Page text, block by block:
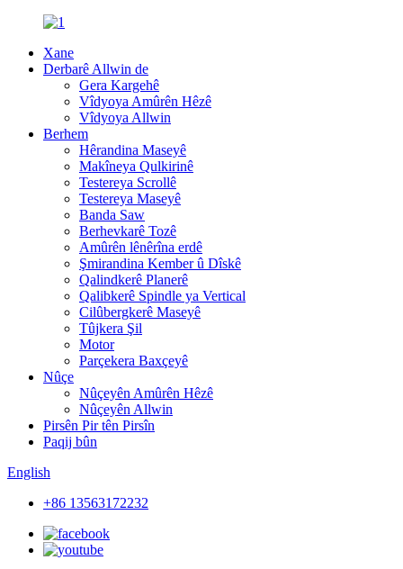
Xane
Derbarê Allwin de
Gera Kargehê
Vîdyoya Amûrên Hêzê
Vîdyoya Allwin
Berhem
Hêrandina Maseyê
Makîneya Qulkirinê
Testereya Scrollê
Testereya Maseyê
Banda Saw
Berhevkarê Tozê
Amûrên lênêrîna erdê
Şmirandina Kember û Dîskê
Qalindkerê Planerê
Qalibkerê Spindle ya Vertical
Cilûbergkerê Maseyê
Tûjkera Şil
Motor
Parçekera Baxçeyê
Nûçe
Nûçeyên Amûrên Hêzê
Nûçeyên Allwin
Pirsên Pir tên Pirsîn
Paqij bûn
English
+86 13563172232